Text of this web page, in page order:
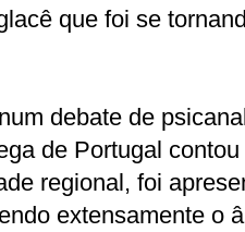
que foi se
debate de
de Portugal
regional, foi
extensamente o